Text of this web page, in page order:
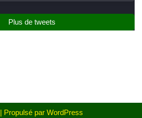
Plus de tweets
| Propulsé par WordPress